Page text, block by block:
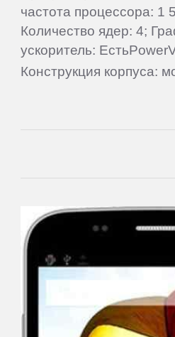
частота процессора: 1
Количество ядер: 4;
ускоритель:
Конструкция корпуса:
Acer
ACME
Aoson
Archos